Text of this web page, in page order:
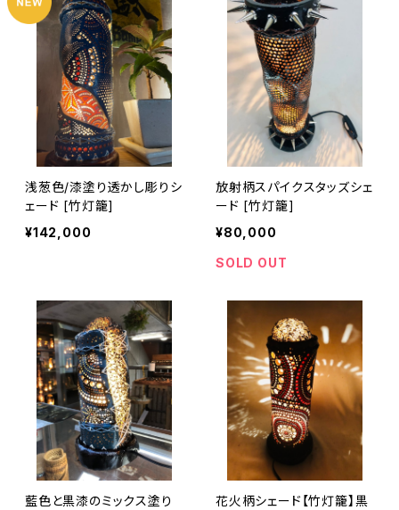
浅葱色/漆塗り透かし彫りシ
ェード [竹灯籠]
¥142,000
放射柄スパイクスタッズシェ
ード [竹灯籠]
¥80,000
SOLD OUT
藍色と黒漆のミックス塗り
花火柄シェード【竹灯籠】黒